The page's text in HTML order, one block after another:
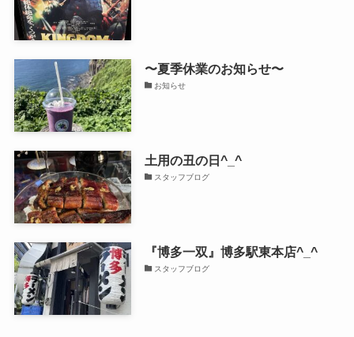
〜夏季休業のお知らせ〜
お知らせ
土用の丑の日^_^
スタッフブログ
『博多一双』博多駅東本店^_^
スタッフブログ